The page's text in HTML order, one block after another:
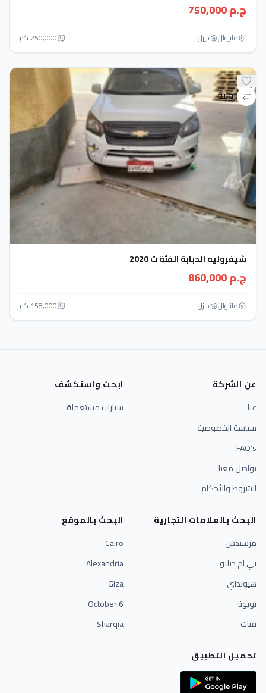
ج.م 750,000
مانيوال ديزل 250,000 كم
شيفروليه الدبابة الفئة ت 2020
ج.م 860,000
مانيوال ديزل 158,000 كم
عن الشركة
عنا
سياسة الخصوصية
FAQ's
تواصل معنا
الشروط والأحكام
ابحث واستكشف
سيارات مستعملة
البحث بالعلامات التجارية
مرسيدس
بي ام دبليو
هيونداي
تويوتا
فيات
البحث بالموقع
Cairo
Alexandria
Giza
6 October
Sharqia
تحميل التطبيق